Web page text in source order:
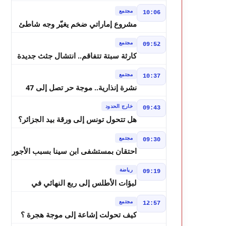
10:06 مجتمع
مشروع إماراتي ضخم يغيّر وجه شاطئ
في شتنبر
09:52 مجتمع
كارثة سبتة تتفاقم.. انتشال جثث جديدة
10:37 مجتمع
نشرة إنذارية.. موجة حر تصل إلى 47
09:43 خارج الحدود
هل تتحول تونس إلى ورقة بيد الجزائر؟
في المغرب العربي
09:30 مجتمع
احتقان بمستشفى ابن سينا بسبب الأجور
09:19 رياضة
لبؤات الأطلس إلى ربع النهائي في
12:57 مجتمع
كيف تحولت إشاعة إلى موجة هجرة ؟